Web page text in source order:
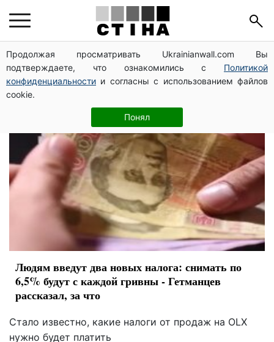
Продолжая просматривать Ukrainianwall.com Вы
подтверждаете, что ознакомились с Политикой
конфиденциальности и согласны с использованием файлов
cookie.
Понял
налоги
Людям введут два новых налога: снимать по
6,5% будут с каждой гривны - Гетманцев
рассказал, за что
Стало известно, какие налоги от продаж на OLX
нужно будет платить